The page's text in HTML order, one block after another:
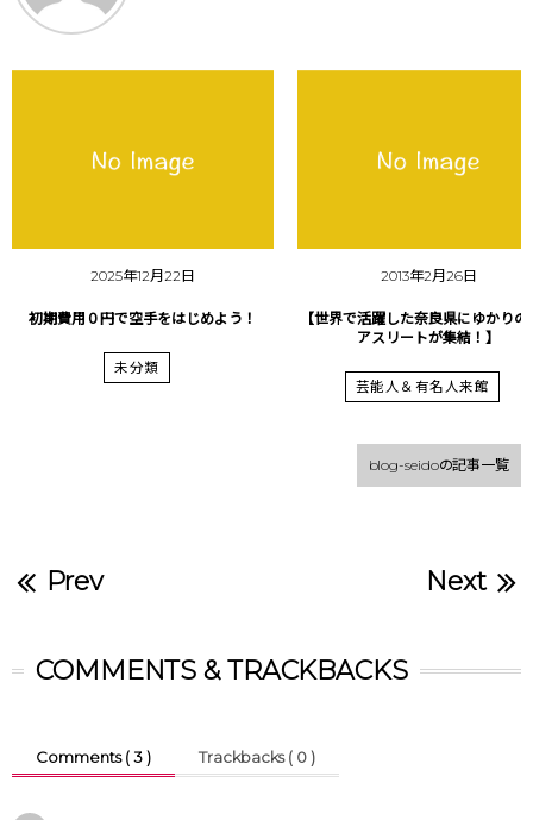
2025年12月22日
初期費用０円で空手をはじめよう！
未分類
2013年2月26日
【世界で活躍した奈良県にゆかりの
アスリートが集結！】
芸能人＆有名人来館
blog-seidoの記事一覧
Prev Next
COMMENTS & TRACKBACKS
Comments ( 3 ) Trackbacks ( 0 )